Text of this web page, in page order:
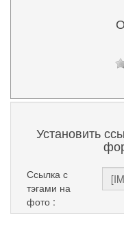
Установить
Ссылка с
тэгами на
фото :